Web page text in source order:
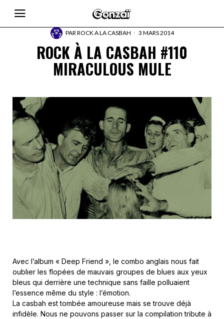
PARROCK A LA CASBAH 3 MARS 2014
ROCK À LA CASBAH #110
MIRACULOUS MULE
Avec l’album « Deep Friend », le combo anglais nous fait
oublier les flopées de mauvais groupes de blues aux yeux
bleus qui derrière une technique sans faille polluaient
l’essence même du style : l’émotion.
La casbah est tombée amoureuse mais se trouve déjà
infidèle. Nous ne pouvons passer sur la compilation tribute à